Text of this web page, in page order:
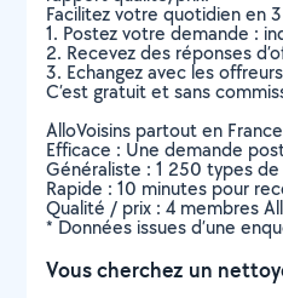
Facilitez votre quotidien en
1. Postez votre demande :
2. Recevez des réponses
3. Echangez avec les
C’est gratuit et sans
AlloVoisins partout en
Efficace : Une demande
Généraliste : 1 250 types
Rapide : 10 minutes pour
Qualité / prix : 4 membres
* Données issues d’une
Vous cherchez un